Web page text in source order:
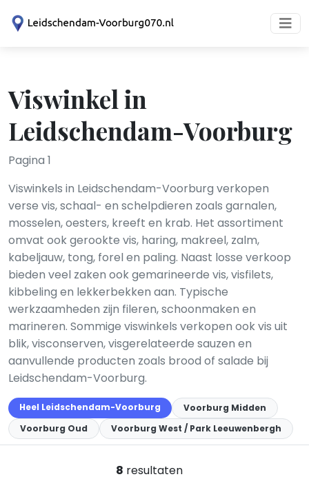
Viswinkel in
Leidschendam-Voorburg
Pagina 1
Viswinkels in Leidschendam-Voorburg verkopen
verse vis, schaal- en schelpdieren zoals garnalen,
mosselen, oesters, kreeft en krab. Het assortiment
omvat ook gerookte vis, haring, makreel, zalm,
kabeljauw, tong, forel en paling. Naast losse verkoop
bieden veel zaken ook gemarineerde vis, visfilets,
kibbeling en lekkerbekken aan. Typische
werkzaamheden zijn fileren, schoonmaken en
marineren. Sommige viswinkels verkopen ook vis uit
blik, visconserven, visgerelateerde sauzen en
aanvullende producten zoals brood of salade bij
Leidschendam-Voorburg.
Heel Leidschendam-Voorburg
Voorburg Midden
Voorburg Oud
Voorburg West / Park Leeuwenbergh
8 resultaten